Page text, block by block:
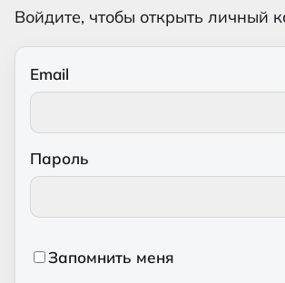
Войдите, чтобы открыть личный
Email
Пароль
Запомнить меня